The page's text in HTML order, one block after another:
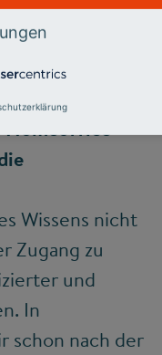
ob
stärker
in Berufen
Homeoffice
Wissens nicht
Zugang zu
und
In
schon nach der